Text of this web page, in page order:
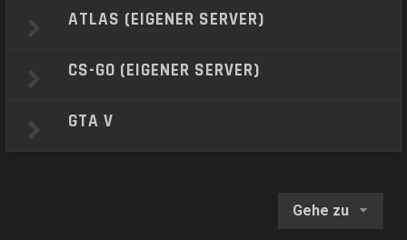
ATLAS (EIGENER SERVER)
CS-GO (EIGENER SERVER)
GTA V
Gehe zu